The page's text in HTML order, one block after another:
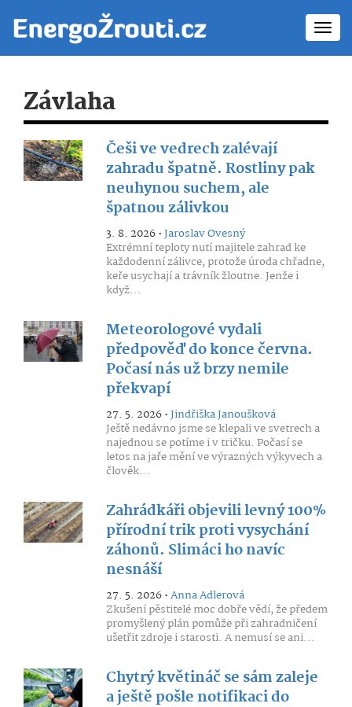
Závlaha
Češi ve vedrech zalévají
zahradu špatně. Rostliny pak
neuhynou suchem, ale
špatnou zálivkou
3. 8. 2026 •Jaroslav Ovesný
Extrémní teploty nutí majitele zahrad ke
každodenní zálivce, protože úroda chřadne,
keře usychají a trávník žloutne. Jenže i
když...
Meteorologové vydali
předpověď do konce června.
Počasí nás už brzy nemile
překvapí
27. 5. 2026 •Jindřiška Janoušková
Ještě nedávno jsme se klepali ve svetrech a
najednou se potíme i v tričku. Počasí se
letos na jaře mění ve výrazných výkyvech a
člověk...
Zahrádkáři objevili levný 100%
přírodní trik proti vysychání
záhonů. Slimáci ho navíc
nesnáší
27. 5. 2026 •Anna Adlerová
Zkušení pěstitelé moc dobře vědí, že předem
promyšlený plán pomůže při zahradničení
ušetřit zdroje i starosti. A nemusí se ani...
Chytrý květináč se sám zaleje
a ještě pošle notifikaci do